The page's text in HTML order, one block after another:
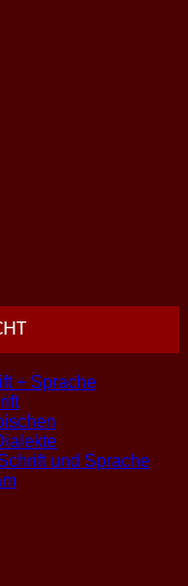
+ Sprache
und Sprache